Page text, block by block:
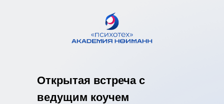
Открытая встреча с
ведущим коучем